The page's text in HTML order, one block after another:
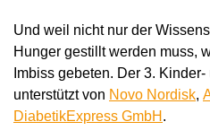
Und weil nicht nur der
Hunger gestillt werden muss,
Imbiss gebeten. Der 3.
unterstützt von Novo Nordisk,
DiabetikExpress GmbH .